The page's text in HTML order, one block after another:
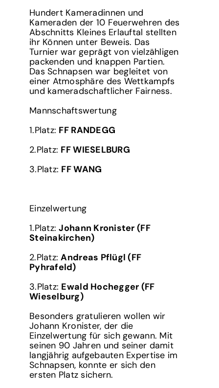
Hundert Kameradinnen und
Kameraden der 10 Feuerwehren des
Abschnitts Kleines Erlauftal stellten
ihr Können unter Beweis. Das
Turnier war geprägt von vielzähligen
packenden und knappen Partien.
Das Schnapsen war begleitet von
einer Atmosphäre des Wettkampfs
und kameradschaftlicher Fairness.
Mannschaftswertung
1.Platz: FF RANDEGG
2.Platz: FF WIESELBURG
3.Platz: FF WANG
Einzelwertung
1.Platz:Johann Kronister (FF
Steinakirchen)
2.Platz:Andreas Pflügl (FF
Pyhrafeld)
3.Platz: Ewald Hochegger (FF
Wieselburg)
Besonders gratulieren wollen wir
Johann Kronister, der die
Einzelwertung für sich gewann. Mit
seinen 90 Jahren und seiner damit
langjährig aufgebauten Expertise im
Schnapsen, konnte er sich den
ersten Platz sichern.